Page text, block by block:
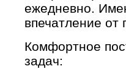
ежедневно.
впечатление от
Комфортное
задач: